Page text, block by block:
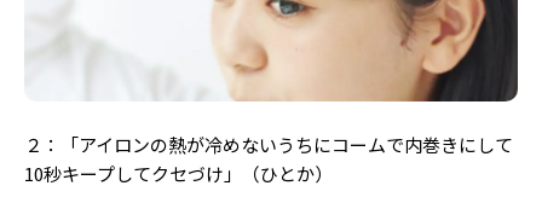
２：「アイロンの熱が冷めないうちにコームで内巻きにして
10秒キープしてクセづけ」（ひとか）